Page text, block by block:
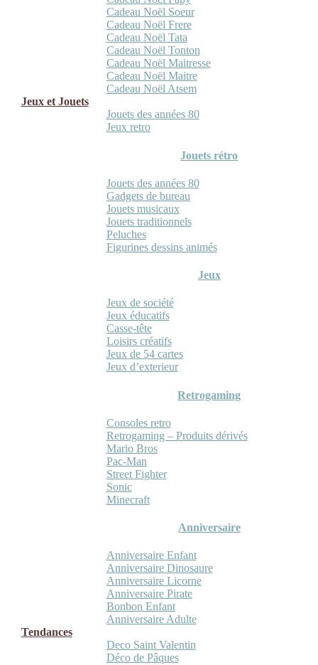
Cadeau Noël Soeur
Cadeau Noël Frere
Cadeau Noël Tata
Cadeau Noël Tonton
Cadeau Noël Maitresse
Cadeau Noël Maitre
Cadeau Noël Atsem
Jeux et Jouets
Jouets des années 80
Jeux retro
Jouets rétro
Jouets des années 80
Gadgets de bureau
Jouets musicaux
Jouets traditionnels
Peluches
Figurines dessins animés
Jeux
Jeux de société
Jeux éducatifs
Casse-tête
Loisirs créatifs
Jeux de 54 cartes
Jeux d’exterieur
Retrogaming
Consoles retro
Retrogaming – Produits dérivés
Mario Bros
Pac-Man
Street Fighter
Sonic
Minecraft
Anniversaire
Anniversaire Enfant
Anniversaire Dinosaure
Anniversaire Licorne
Anniversaire Pirate
Bonbon Enfant
Anniversaire Adulte
Tendances
Deco Saint Valentin
Déco de Pâques